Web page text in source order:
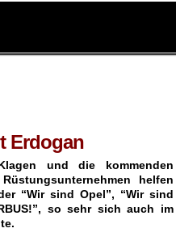
Erdogan
und die kommenden
helfen
“Wir sind Opel”, “Wir sind
so sehr sich auch im